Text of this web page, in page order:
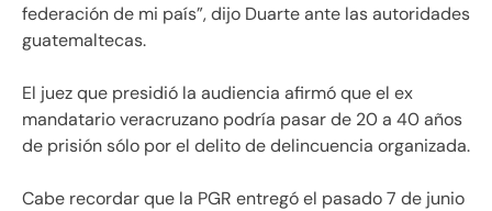
federación de mi país”, dijo Duarte ante las autoridades
guatemaltecas.
El juez que presidió la audiencia afirmó que el ex
mandatario veracruzano podría pasar de 20 a 40 años
de prisión sólo por el delito de delincuencia organizada.
Cabe recordar que la PGR entregó el pasado 7 de junio